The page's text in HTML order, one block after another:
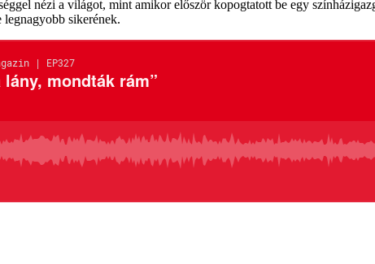
nézi a világot, mint amikor először kopogtatott be egy
legnagyobb sikerének.